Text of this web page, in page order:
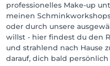
professionelles Make-up
meinen
oder durch unsere
willst - hier findest du den
und strahlend nach Hause
darauf, dich bald